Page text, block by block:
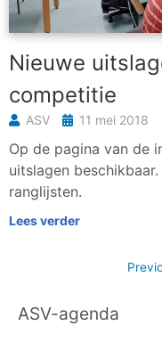
Nieuwe
competitie
ASV 11 mei 2018
Op de pagina van de
uitslagen
ranglijsten.
Lees verder
ASV-agenda
A